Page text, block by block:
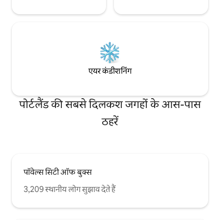
एयर कंडीशनिंग
पोर्टलैंड की सबसे दिलकश जगहों के आस-पास
ठहरें
पॉवेल्स सिटी ऑफ बुक्स
3,209 स्थानीय लोग सुझाव देते हैं